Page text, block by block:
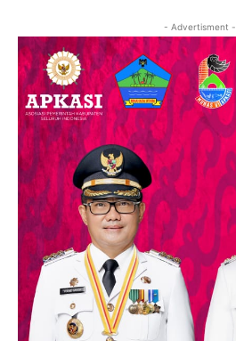
- Advertisment -